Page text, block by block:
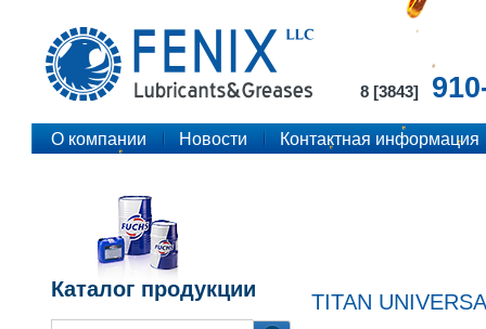
8 [3843]
О компании Новости Контактная информация
Каталог продукции
TITAN